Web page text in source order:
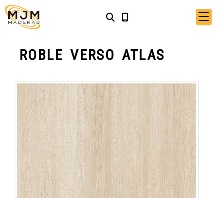
ROBLE VERSO ATLAS